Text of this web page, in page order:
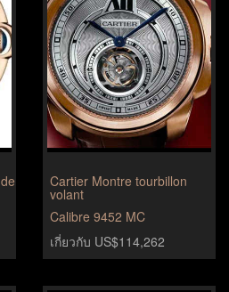
Cartier Montre tourbillon
volant
Calibre 9452 MC
เกี่ยวกับ US$114,262